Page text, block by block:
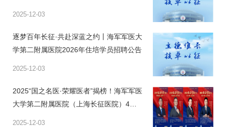
2025-12-03
逐梦百年长征·共赴深蓝之约丨海军军医大
学第二附属医院2026年住培学员招聘公告
2025-12-03
2025“国之名医·荣耀医者”揭榜！海军军医
大学第二附属医院（上海长征医院）4人
2025-12-03